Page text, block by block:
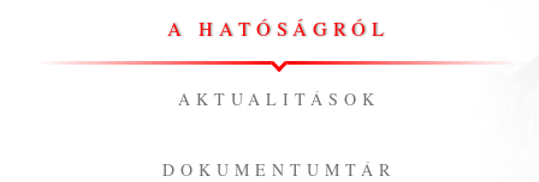
A HATÓSÁGRÓL
AKTUALITÁSOK
DOKUMENTUMTÁR